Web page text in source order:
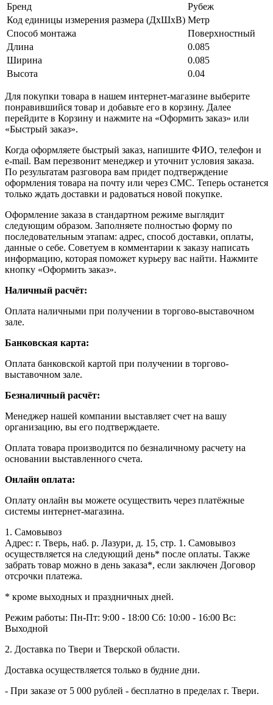
Бренд
Рубеж
Код единицы измерения размера (ДхШхВ) Метр
Способ монтажа
Поверхностный
Длина
0.085
Ширина
0.085
Высота
0.04
Для покупки товара в нашем интернет-магазине выберите
понравившийся товар и добавьте его в корзину. Далее
перейдите в Корзину и нажмите на «Оформить заказ» или
«Быстрый заказ».
Когда оформляете быстрый заказ, напишите ФИО, телефон и
e-mail. Вам перезвонит менеджер и уточнит условия заказа.
По результатам разговора вам придет подтверждение
оформления товара на почту или через СМС. Теперь останется
только ждать доставки и радоваться новой покупке.
Оформление заказа в стандартном режиме выглядит
следующим образом. Заполняете полностью форму по
последовательным этапам: адрес, способ доставки, оплаты,
данные о себе. Советуем в комментарии к заказу написать
информацию, которая поможет курьеру вас найти. Нажмите
кнопку «Оформить заказ».
Наличный расчёт:
Оплата наличными при получении в торгово-выставочном
зале.
Банковская карта:
Оплата банковской картой при получении в торгово-
выставочном зале.
Безналичный расчёт:
Менеджер нашей компании выставляет счет на вашу
организацию, вы его подтверждаете.
Оплата товара производится по безналичному расчету на
основании выставленного счета.
Онлайн оплата:
Оплату онлайн вы можете осуществить через платёжные
системы интернет-магазина.
1. Самовывоз
Адрес: г. Тверь, наб. р. Лазури, д. 15, стр. 1. Самовывоз
осуществляется на следующий день* после оплаты. Также
забрать товар можно в день заказа*, если заключен Договор
отсрочки платежа.
* кроме выходных и праздничных дней.
Режим работы: Пн-Пт: 9:00 - 18:00 Сб: 10:00 - 16:00 Вс:
Выходной
2. Доставка по Твери и Тверской области.
Доставка осуществляется только в будние дни.
- При заказе от 5 000 рублей - бесплатно в пределах г. Твери.